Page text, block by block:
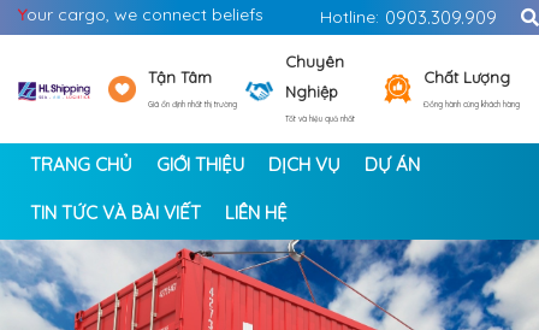
Your cargo, we connect beliefs Hotline: 0903.309.909
Tận Tâm
Giá ổn định nhất thị trường
Chuyên
Nghiệp
Tốt và hiệu quả nhất
Chất Lượng
Đồng hành cùng khách hàng
TRANG CHỦ GIỚI THIỆU DỊCH VỤ DỰ ÁN
TIN TỨC VÀ BÀI VIẾT LIÊN HỆ